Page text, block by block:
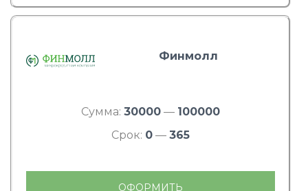
Финмолл
Сумма: 30000 — 100000
Срок: 0 — 365
ОФОРМИТЬ